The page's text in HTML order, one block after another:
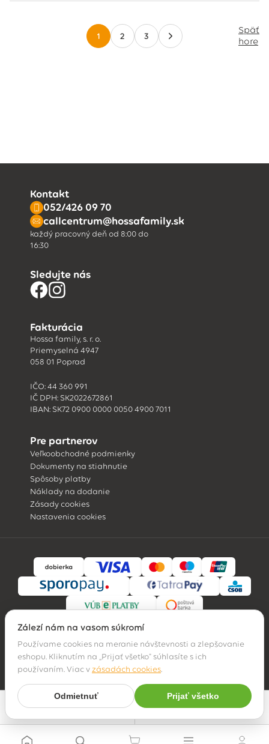
Filter Najpredávanejšie
1 2 3
Späť
hore
Kontakt
052/426 09 70
callcentrum@hossafamily.sk
každý pracovný deň od 8:00 do
16:30
Sledujte nás
Fakturácia
Hossa family, s. r. o.
Priemyselná 4947
058 01 Poprad
IČO: 44 360 991
IČ DPH: SK2022672861
IBAN: SK72 0900 0000 0050 4900 7011
Pre partnerov
Veľkoobchodné podmienky
Dokumenty na stiahnutie
Spôsoby platby
Náklady na dodanie
Zásady cookies
Nastavenia cookies
© 2026 Hossa family, s. r. o.
Záleží nám na vašom súkromí
Používame cookies na meranie návštevnosti a zlepšovanie
eshopu. Kliknutím na „Prijať všetko" súhlasíte s ich
používaním. Viac vzásadách cookies.
Odmietnuť Prijať všetko